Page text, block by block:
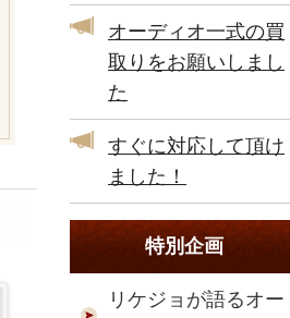
オーディオ一式の買
取りをお願いしまし
た
すぐに対応して頂け
ました！
特別企画
リケジョが語るオー